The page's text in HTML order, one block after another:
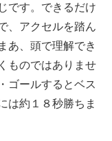
です。できるだけ
、アクセルを踏ん
あ、頭で理解でき
ものではありませ
ゴールするとベス
は約１８秒勝ちま